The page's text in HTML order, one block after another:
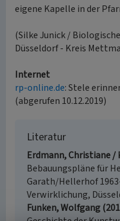
eigene Kapelle in der
(Silke Junick /
Düsseldorf - Kreis
Internet
rp-online.de: Stele
(abgerufen 10.12.2019)
Literatur
Erdmann, Christiane /
Bebauungspläne für
Garath/Hellerhof
Verwirklichung,
Funken, Wolfgang